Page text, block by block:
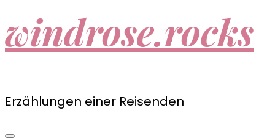
windrose.rocks
Erzählungen einer Reisenden